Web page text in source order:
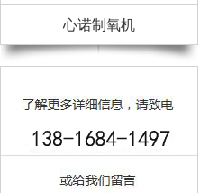
心诺制氧机